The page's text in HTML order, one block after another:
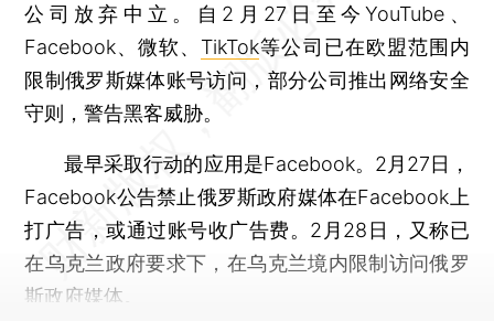
公司放弃中立。自2月27日至今YouTube、
Facebook、微软、 TikTok等公司已在欧盟范围内
限制俄罗斯媒体账号访问，部分公司推出网络安全
守则，警告黑客威胁。
最早采取行动的应用是Facebook。2月27日，
Facebook公告禁止俄罗斯政府媒体在Facebook上
打广告，或通过账号收广告费。2月28日，又称已
在乌克兰政府要求下，在乌克兰境内限制访问俄罗
斯政府媒体。